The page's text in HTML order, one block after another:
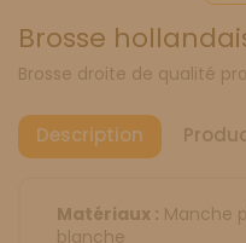
Brosse
Brosse droite de qualité
Description
Matériaux : Manche
blanche